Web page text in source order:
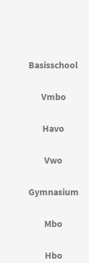
Basisschool
Vmbo
Havo
Vwo
Gymnasium
Mbo
Hbo